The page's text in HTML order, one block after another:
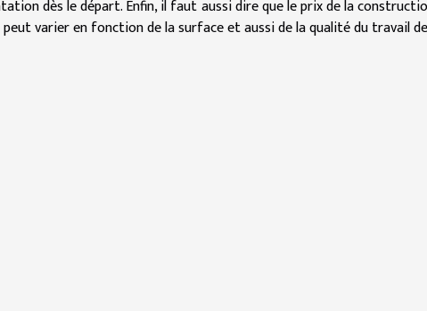
dès le départ. Enfin, il faut aussi dire que le prix de la
varier en fonction de la surface et aussi de la qualité du travail